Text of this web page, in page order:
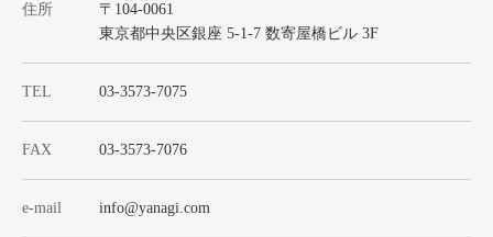
住所
〒104-0061
東京都中央区銀座 5-1-7 数寄屋橋ビル 3F
TEL 03-3573-7075
FAX 03-3573-7076
e-mail info@yanagi.com